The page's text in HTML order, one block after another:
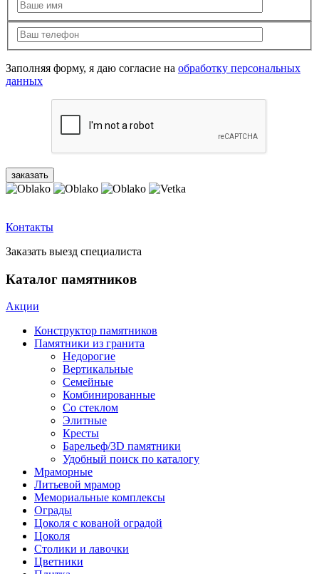
Заполняя форму, я даю согласие на обработку персональных
данных
Контакты
Заказать выезд специалиста
Каталог памятников
Акции
Конструктор памятников
Памятники из гранита
Недорогие
Вертикальные
Семейные
Комбинированные
Со стеклом
Элитные
Кресты
Барельеф/3D памятники
Удобный поиск по каталогу
Мраморные
Литьевой мрамор
Мемориальные комплексы
Ограды
Цоколя с кованой оградой
Цоколя
Столики и лавочки
Цветники